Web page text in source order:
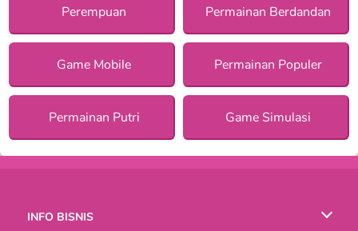
Perempuan Permainan Berdandan
Game Mobile Permainan Populer
Permainan Putri Game Simulasi
INFO BISNIS